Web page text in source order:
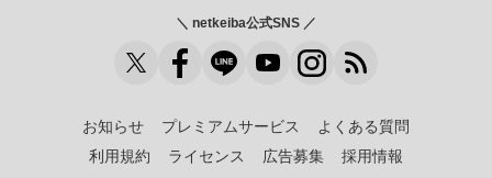
＼ netkeiba公式SNS ／
お知らせ プレミアムサービス
よくある質問
利用規約
ライセンス 広告募集
採用情報